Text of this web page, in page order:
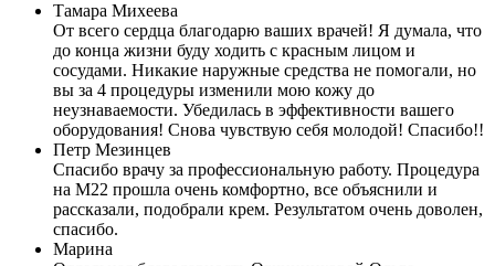
Тамара Михеева
От всего сердца благодарю ваших врачей! Я думала, что
до конца жизни буду ходить с красным лицом и
сосудами. Никакие наружные средства не помогали, но
вы за 4 процедуры изменили мою кожу до
неузнаваемости. Убедилась в эффективности вашего
оборудования! Снова чувствую себя молодой! Спасибо!!
Петр Мезинцев
Спасибо врачу за профессиональную работу. Процедура
на М22 прошла очень комфортно, все объяснили и
рассказали, подобрали крем. Результатом очень доволен,
спасибо.
Марина